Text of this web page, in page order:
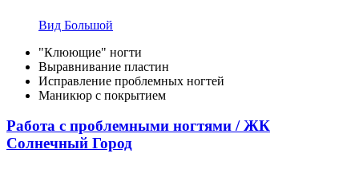
Вид Большой
"Клюющие" ногти
Выравнивание пластин
Исправление проблемных ногтей
Маникюр с покрытием
Работа с проблемными ногтями / ЖК
Солнечный Город